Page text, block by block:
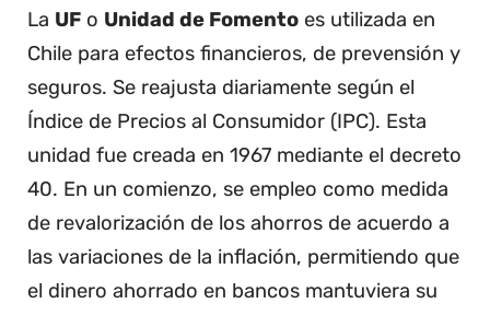
La UF o Unidad de Fomento es utilizada en
Chile para efectos financieros, de prevensión y
seguros. Se reajusta diariamente según el
Índice de Precios al Consumidor (IPC). Esta
unidad fue creada en 1967 mediante el decreto
40. En un comienzo, se empleo como medida
de revalorización de los ahorros de acuerdo a
las variaciones de la inflación, permitiendo que
el dinero ahorrado en bancos mantuviera su